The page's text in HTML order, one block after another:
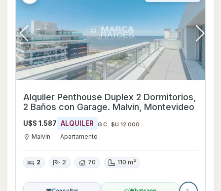
Alquiler Penthouse Duplex 2 Dormitorios,
2 Baños con Garage. Malvin, Montevideo
U$S 1.587 ALQUILER G.C. $U 12.000
Malvín Apartamento
2 2 70 110 m²